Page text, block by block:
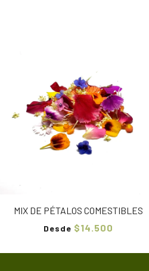
MIX DE PÉTALOS COMESTIBLES
Desde $14.500